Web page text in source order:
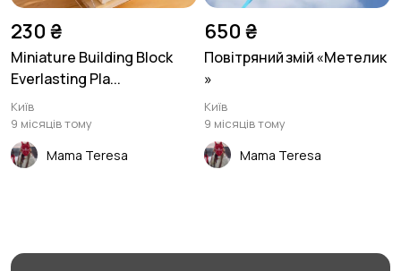
230 ₴
Miniature Building Block
Everlasting Pla...
Київ
9 місяців тому
Mama Teresa
650 ₴
Повітряний змій «Метелик
»
Київ
9 місяців тому
Mama Teresa